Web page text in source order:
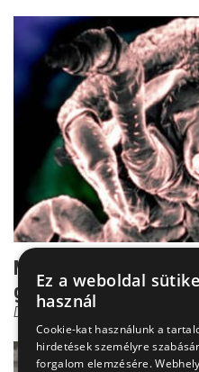
Mit tegyünk, ha
gyerekünkön?
Dr. Vészi Zsuzsa
Ez a weboldal
használ
Cookie-kat használunk a
hirdetések személyre
forgalom elemzésére.